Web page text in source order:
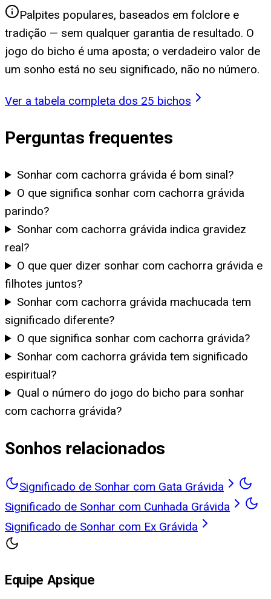
Palpites populares, baseados em folclore e
tradição — sem qualquer garantia de resultado. O
jogo do bicho é uma aposta; o verdadeiro valor de
um sonho está no seu significado, não no número.
Ver a tabela completa dos 25 bichos
Perguntas frequentes
Sonhar com cachorra grávida é bom sinal?
O que significa sonhar com cachorra grávida
parindo?
Sonhar com cachorra grávida indica gravidez
real?
O que quer dizer sonhar com cachorra grávida e
filhotes juntos?
Sonhar com cachorra grávida machucada tem
significado diferente?
O que significa sonhar com cachorra grávida?
Sonhar com cachorra grávida tem significado
espiritual?
Qual o número do jogo do bicho para sonhar
com cachorra grávida?
Sonhos relacionados
Significado de Sonhar com Gata Grávida
Significado de Sonhar com Cunhada Grávida
Significado de Sonhar com Ex Grávida
Equipe Apsique